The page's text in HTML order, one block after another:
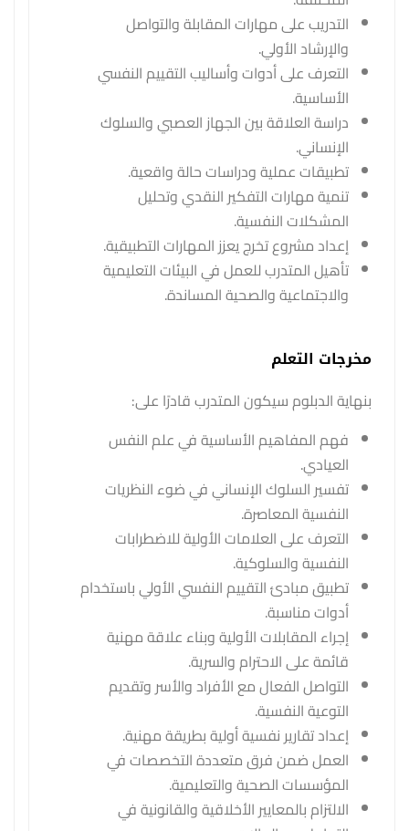
التدريب على مهارات المقابلة والتواصل
والإرشاد الأولي.
التعرف على أدوات وأساليب التقييم النفسي
الأساسية.
دراسة العلاقة بين الجهاز العصبي والسلوك
الإنساني.
تطبيقات عملية ودراسات حالة واقعية.
تنمية مهارات التفكير النقدي وتحليل
المشكلات النفسية.
إعداد مشروع تخرج يعزز المهارات التطبيقية.
تأهيل المتدرب للعمل في البيئات التعليمية
والاجتماعية والصحية المساندة.
مخرجات التعلم
بنهاية الدبلوم سيكون المتدرب قادرًا على:
فهم المفاهيم الأساسية في علم النفس
العيادي.
تفسير السلوك الإنساني في ضوء النظريات
النفسية المعاصرة.
التعرف على العلامات الأولية للاضطرابات
النفسية والسلوكية.
تطبيق مبادئ التقييم النفسي الأولي باستخدام
أدوات مناسبة.
إجراء المقابلات الأولية وبناء علاقة مهنية
قائمة على الاحترام والسرية.
التواصل الفعال مع الأفراد والأسر وتقديم
التوعية النفسية.
إعداد تقارير نفسية أولية بطريقة مهنية.
العمل ضمن فرق متعددة التخصصات في
المؤسسات الصحية والتعليمية.
الالتزام بالمعايير الأخلاقية والقانونية في